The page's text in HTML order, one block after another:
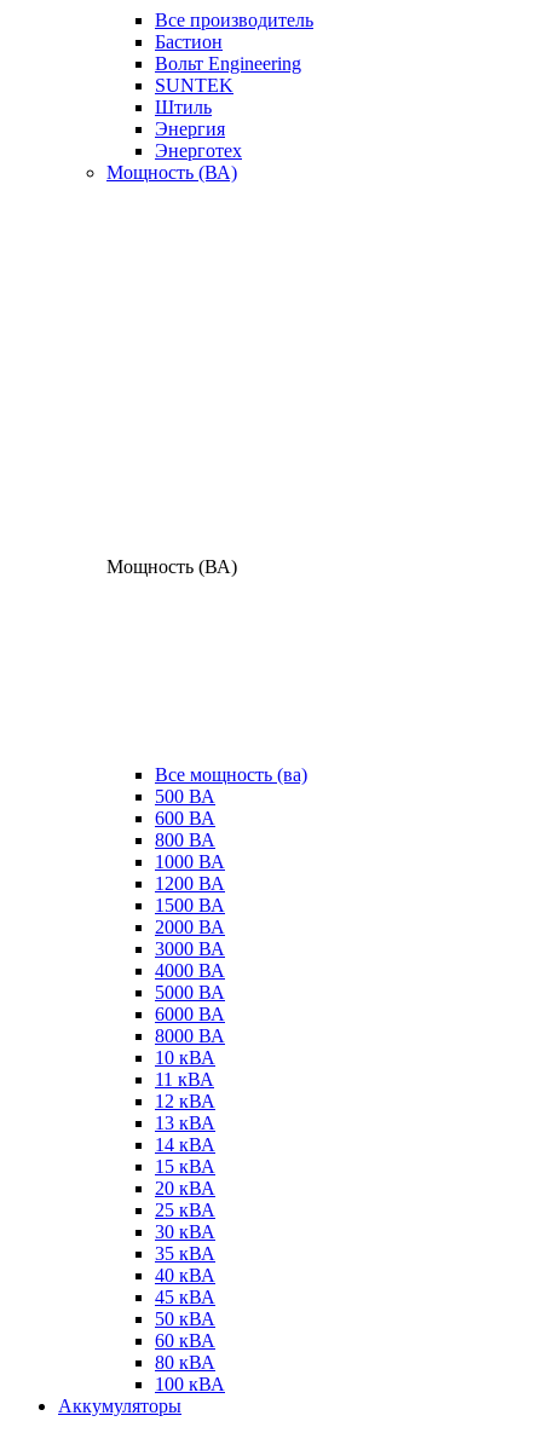
Все производитель
Бастион
Вольт Engineering
SUNTEK
Штиль
Энергия
Энерготех
Мощность (ВА)
Мощность (ВА)
Все мощность (ва)
500 ВА
600 ВА
800 ВА
1000 ВА
1200 ВА
1500 ВА
2000 ВА
3000 ВА
4000 ВА
5000 ВА
6000 ВА
8000 ВА
10 кВА
11 кВА
12 кВА
13 кВА
14 кВА
15 кВА
20 кВА
25 кВА
30 кВА
35 кВА
40 кВА
45 кВА
50 кВА
60 кВА
80 кВА
100 кВА
Аккумуляторы